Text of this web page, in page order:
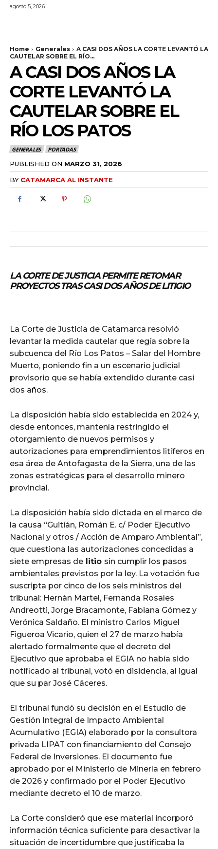
agosto 5, 2026